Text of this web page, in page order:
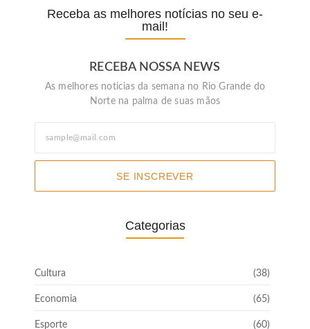
Receba as melhores notícias no seu e-
mail!
RECEBA NOSSA NEWS
As melhores noticias da semana no Rio Grande do
Norte na palma de suas mãos
SE INSCREVER
Categorias
Cultura (38)
Economia (65)
Esporte (60)